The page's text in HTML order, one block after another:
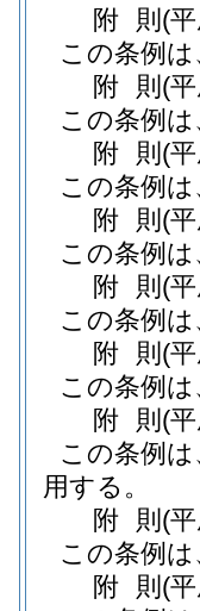
附 則 (
この条例
附 則 (
この条例
附 則 (
この条例
附 則 (
この条例
附 則 (
この条例
附 則 (
この条例
附 則 (
この条例
用する。
附 則 (
この条例
附 則 (